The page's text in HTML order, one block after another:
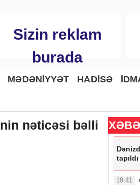
Sizin reklam
burada
MƏDƏNİYYƏT HADİSƏ
nəticəsi bəlli
tapıldı
19:41